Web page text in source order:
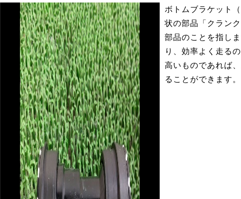
ボトムブラケット
状の部品「クラン
部品のことを指し
り、効率よく走る
高いものであれば
ることができます。